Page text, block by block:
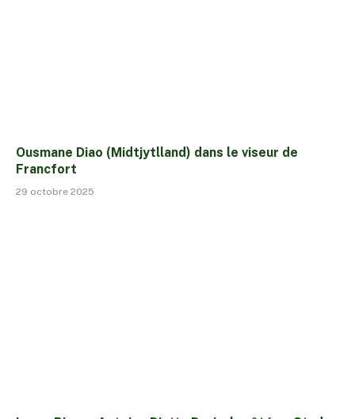
Ousmane Diao (Midtjytlland) dans le viseur de
Francfort
29 octobre 2025